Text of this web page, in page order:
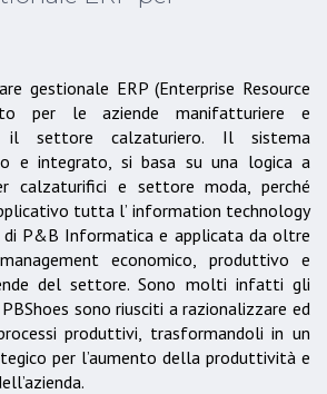
gestionale ERP (Enterprise Resource
per le aziende manifatturiere e
il settore calzaturiero. Il sistema
e integrato, si basa su una logica a
calzaturifici e settore moda, perché
tutta l’ information technology
P&B Informatica e applicata da oltre
economico, produttivo e
del settore. Sono molti infatti gli
sono riusciti a razionalizzare ed
produttivi, trasformandoli in un
per l’aumento della produttività e